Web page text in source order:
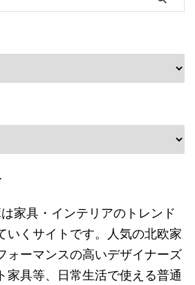
家具・インテリアのトレンド
いくサイトです。人気の北欧家
ォーマンスの高いデザイナーズ
家具等、日常生活で使える普通